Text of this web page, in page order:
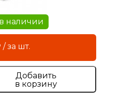
наличии
Розница: 1 320 ₽ / за шт.
Добавить
в корзину